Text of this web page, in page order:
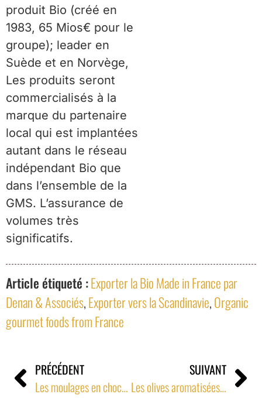
produit Bio (créé en
1983, 65 Mios€ pour le
groupe); leader en
Suède et en Norvège,
Les produits seront
commercialisés à la
marque du partenaire
local qui est implantées
autant dans le réseau
indépendant Bio que
dans l’ensemble de la
GMS. L’assurance de
volumes très
significatifs.
Article étiqueté :Exporter la Bio Made in France par
Denan & Associés,Exporter vers la Scandinavie,Organic
gourmet foods from France
PRÉCÉDENT
Les moulages en chocolat de Pâques chez l’enseigne GMS danoise la plus qualitative du pays.
SUIVANT
Les olives aromatisées du Languedoc au Québec, Canada